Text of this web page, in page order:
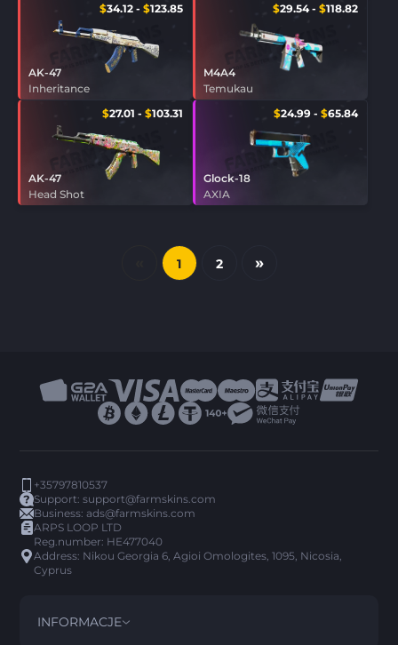
$34.12 - $123.85
AK-47
Inheritance
$29.54- $118.82
M4A4
Temukau
$27.01 - $103.31
AK-47
Head Shot
$24.99 - $65.84
Glock-18
AXIA
1 2 »
+35797810537
Support:support@farmskins.com
Business:ads@farmskins.com
ARPS LOOP LTD
Reg.number: HE477040
Address: Nikou Georgia 6, Agioi Omologites, 1095, Nicosia,
Cyprus
INFORMACJE